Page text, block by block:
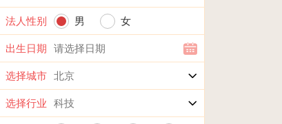
法人性别 男 女
出生日期
选择城市
选择行业